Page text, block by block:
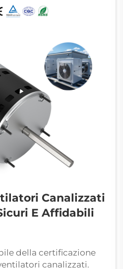
con classe F (155 °C) ...
Canalizzati
E Affidabili
della certificazione
canalizzati.